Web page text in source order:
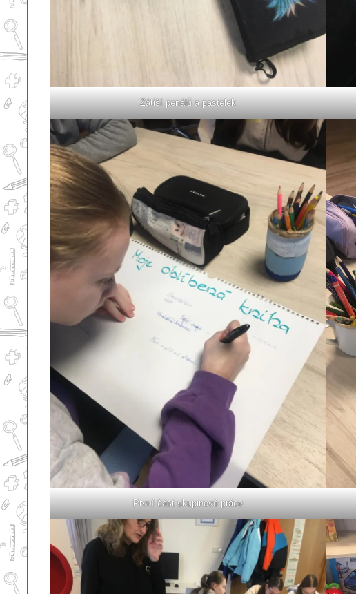
Zátiší penálů a pastelek
První část skupinové práce